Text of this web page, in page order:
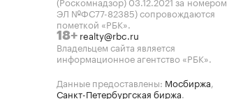
ЭЛ №ФС77-82385) сопровождаются
пометкой «РБК».
18+ realty@rbc.ru
Владельцем сайта является
информационное агентство «РБК».
Данные предоставлены: Мосбиржа,
Санкт-Петербургская биржа.